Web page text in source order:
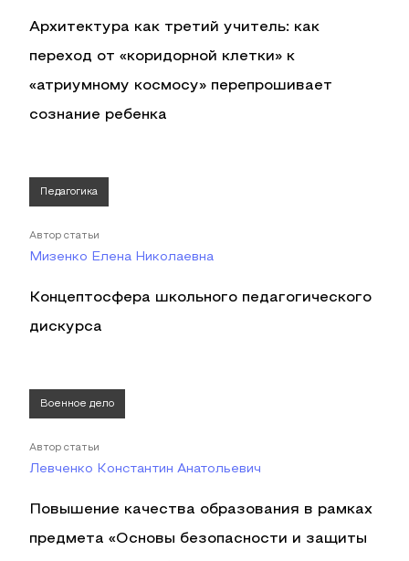
Архитектура как третий учитель: как
переход от «коридорной клетки» к
«атриумному космосу» перепрошивает
сознание ребенка
Педагогика
Автор статьи
Мизенко Елена Николаевна
Концептосфера школьного педагогического
дискурса
Военное дело
Автор статьи
Левченко Константин Анатольевич
Повышение качества образования в рамках
предмета «Основы безопасности и защиты